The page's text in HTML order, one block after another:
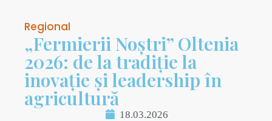
Regional
„Fermierii Noștri” Oltenia
2026: de la tradiție la
inovație și leadership în
agricultură
18.03.2026